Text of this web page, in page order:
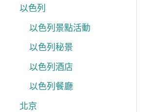
以色列
以色列景點活動
以色列秘景
以色列酒店
以色列餐廳
北京